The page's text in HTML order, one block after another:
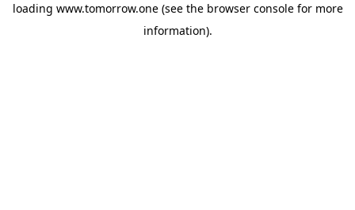
loading www.tomorrow.one (see the browser console for more
information).